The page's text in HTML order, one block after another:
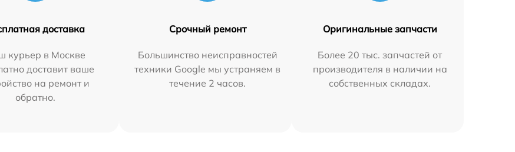
доставка
курьер в Москве
доставит ваше
на ремонт и
обратно.
Срочный ремонт
Большинство неисправностей
техники Google мы устраняем в
течение 2 часов.
Оригинальные запчасти
Более 20 тыс. запчастей от
производителя в наличии на
собственных складах.